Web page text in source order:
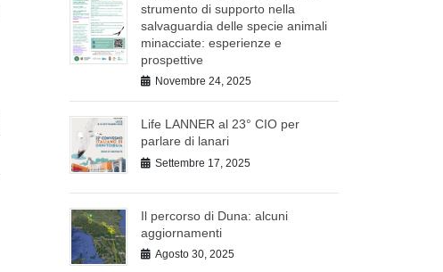
strumento di supporto nella
salvaguardia delle specie animali
minacciate: esperienze e
prospettive
Novembre 24, 2025
Life LANNER al 23° CIO per
parlare di lanari
Settembre 17, 2025
Il percorso di Duna: alcuni
aggiornamenti
Agosto 30, 2025